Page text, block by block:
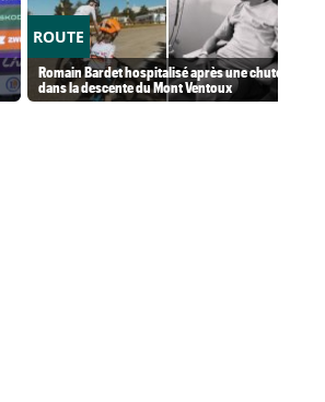
ROUTE
Romain Bardet hospitalisé après une chute
dans la descente du Mont Ventoux